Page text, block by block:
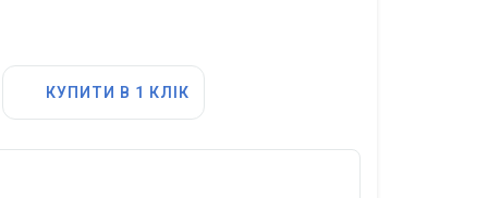
КУПИТИ В 1 КЛІК